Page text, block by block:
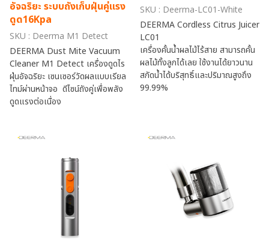
อัจฉริยะ ระบบถังเก็บฝุ่นคู่แรง
ดูด16Kpa
SKU : Deerma M1 Detect
DEERMA Dust Mite Vacuum
Cleaner M1 Detect เครื่องดูดไร
ฝุ่นอัจฉริยะ เซนเซอร์วัดผลแบบเรียล
ไทม์ผ่านหน้าจอ ดีไซน์ถังคู่เพื่อพลัง
ดูดแรงต่อเนื่อง
SKU : Deerma-LC01-White
DEERMA Cordless Citrus Juicer
LC01
เครื่องคั้นน้ำผลไม้ไร้สาย สามารถคั้น
ผลไม้ทั้งลูกได้เลย ใช้งานได้ยาวนาน
สกัดน้ำได้บริสุทธิ์และปริมาณสูงถึง
99.99%